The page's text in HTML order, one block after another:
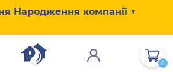
Народження компанії ▼
0